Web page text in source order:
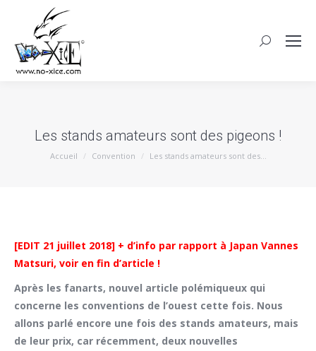
Les stands amateurs sont des pigeons !
Vous êtes ici :
Accueil Convention Les stands amateurs sont des…
[EDIT 21 juillet 2018] + d’info par rapport à Japan Vannes
Matsuri, voir en fin d’article !
Après les fanarts, nouvel article polémiqueux qui
concerne les conventions de l’ouest cette fois. Nous
allons parlé encore une fois des stands amateurs, mais
de leur prix, car récemment, deux nouvelles